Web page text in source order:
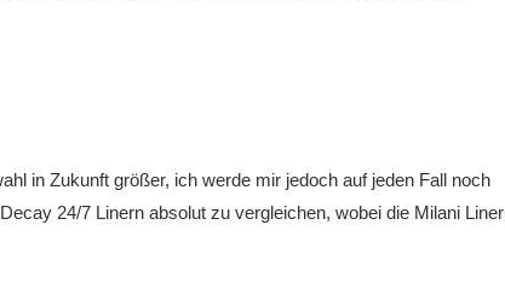
in Zukunft größer, ich werde mir jedoch auf jeden Fall noch
24/7 Linern absolut zu vergleichen, wobei die Milani Liner